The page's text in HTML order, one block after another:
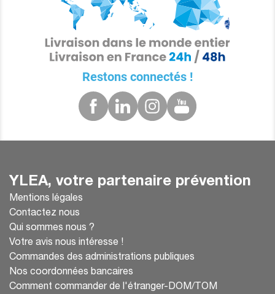
Restons connectés !
YLEA, votre partenaire prévention
Mentions légales
Contactez nous
Qui sommes nous ?
Votre avis nous intéresse !
Commandes des administrations publiques
Nos coordonnées bancaires
Comment commander de l'étranger-DOM/TOM